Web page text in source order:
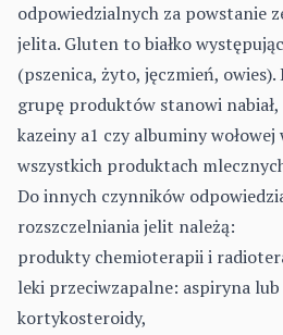
odpowiedzialnych za powstanie
jelita. Gluten to białko
(pszenica, żyto, jęczmień,
grupę produktów stanowi
kazeiny a1 czy albuminy
wszystkich produktach
Do innych czynników
rozszczelniania jelit należą:
produkty chemioterapii i
leki przeciwzapalne: aspiryna
kortykosteroidy,